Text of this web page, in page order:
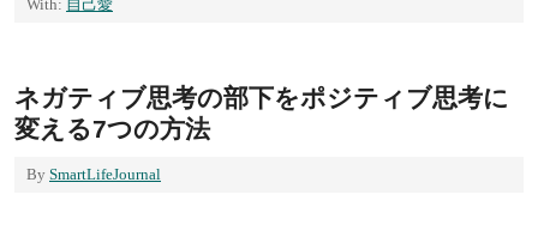
With: 自己愛
ネガティブ思考の部下をポジティブ思考に
変える7つの方法
By SmartLifeJournal